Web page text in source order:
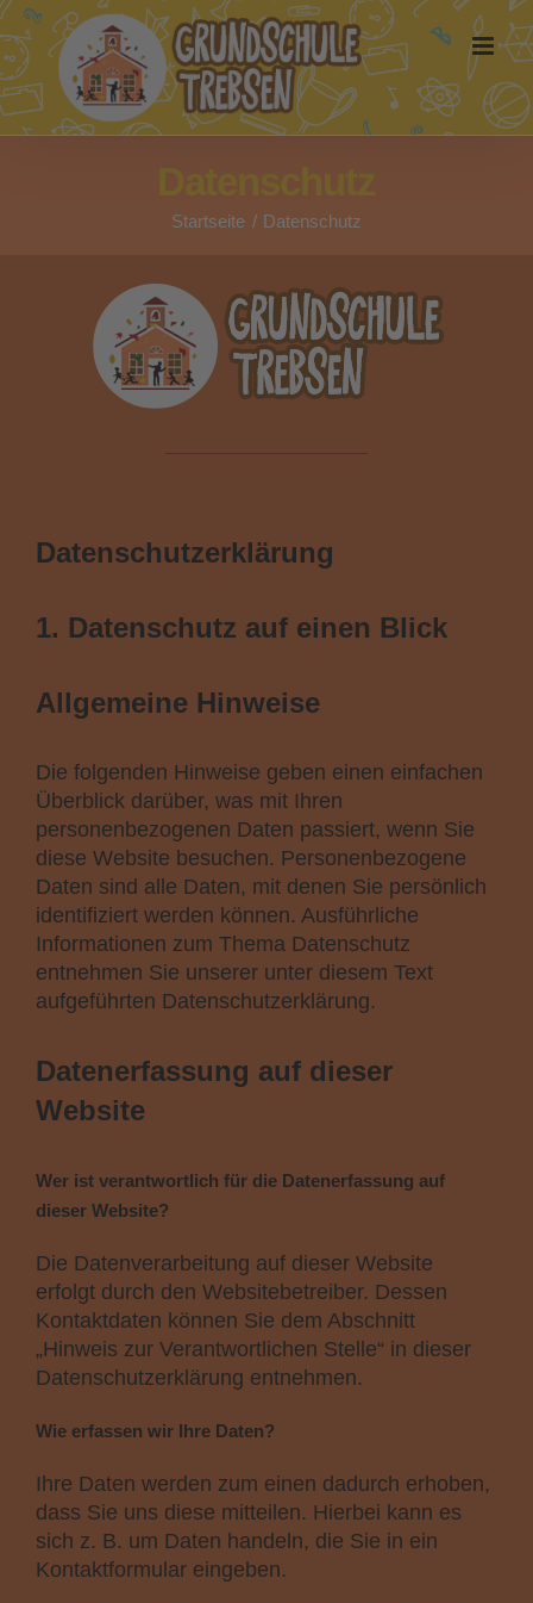
Zum
Inhalt
springen
Startseite Datenschutz
Datenschutz­erklärung
1. Datenschutz auf einen Blick
Allgemeine Hinweise
Die folgenden Hinweise geben einen einfachen
Überblick darüber, was mit Ihren
personenbezogenen Daten passiert, wenn Sie
diese Website besuchen. Personenbezogene
Daten sind alle Daten, mit denen Sie persönlich
identifiziert werden können. Ausführliche
Informationen zum Thema Datenschutz
entnehmen Sie unserer unter diesem Text
aufgeführten Datenschutzerklärung.
Datenerfassung auf dieser
Website
Wer ist verantwortlich für die Datenerfassung auf
dieser Website?
Die Datenverarbeitung auf dieser Website
erfolgt durch den Websitebetreiber. Dessen
Kontaktdaten können Sie dem Abschnitt
„Hinweis zur Verantwortlichen Stelle“ in dieser
Datenschutzerklärung entnehmen.
Wie erfassen wir Ihre Daten?
Ihre Daten werden zum einen dadurch erhoben,
dass Sie uns diese mitteilen. Hierbei kann es
sich z. B. um Daten handeln, die Sie in ein
Kontaktformular eingeben.